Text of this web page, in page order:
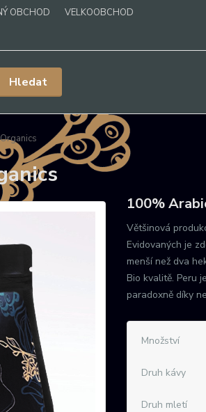
OBCHOD
VELKOOBCHOD
Hledat
100%
Většinová
Evidovaných je
menší než dva
Bio kvalitě. Peru
paradoxně díky
Množství
Druh kávy
Druh mletí